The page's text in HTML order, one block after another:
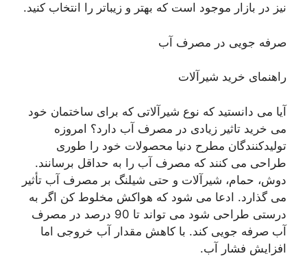
نیز در بازار موجود است که بهتر و زیباتر را انتخاب کنید.
صرفه جویی در مصرف آب
راهنمای خرید شیرآلات
آیا می دانستید که نوع شیرآلاتی که برای ساختمان خود
می خرید تاثیر زیادی در مصرف آب دارد؟ امروزه
تولیدکنندگان مطرح دنیا محصولات خود را طوری
طراحی می کنند که مصرف آب را به حداقل برسانند.
دوش، حمام، شیرآلات و حتی شیلنگ بر مصرف آب تأثیر
می گذارد. ادعا می شود که هواکش مخلوط کن اگر به
درستی طراحی شود می تواند تا 90 درصد در مصرف
آب صرفه جویی کند. با کاهش مقدار آب خروجی اما
افزایش فشار آب.